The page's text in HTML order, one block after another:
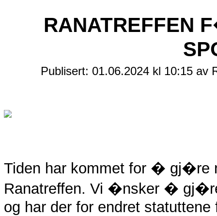
RANATREFFEN
Publisert: 01.06.2024 kl 10:15
Tiden har kommet for � gj�re
Ranatreffen. Vi �nsker �
og har der for endret